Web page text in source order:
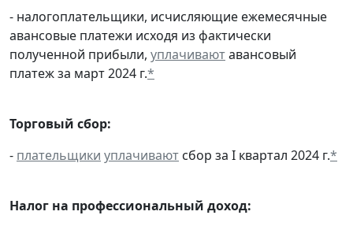
- налогоплательщики, исчисляющие ежемесячные
авансовые платежи исходя из фактически
полученной прибыли, уплачиваютавансовый
платеж за март 2024 г.*
Торговый сбор:
- плательщики уплачивают сбор за I квартал 2024 г.*
Налог на профессиональный доход: